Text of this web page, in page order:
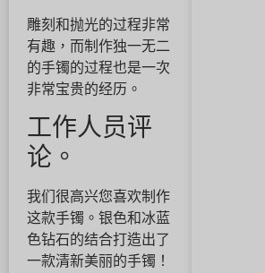
雕刻和抛光的过程非常
有趣，而制作独一无二
的手镯的过程也是一次
非常宝贵的经历。
工作人员评
论。
我们很高兴您喜欢制作
这款手镯。银色和冰蓝
色钻石的结合打造出了
一款清新美丽的手镯！